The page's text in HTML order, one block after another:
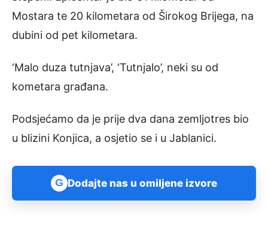
Mostara te 20 kilometara od Širokog Brijega, na
dubini od pet kilometara.
‘Malo duza tutnjava’, ‘Tutnjalo’, neki su od
kometara građana.
Podsjećamo da je prije dva dana zemljotres bio
u blizini Konjica, a osjetio se i u Jablanici.
G Dodajte nas u omiljene izvore